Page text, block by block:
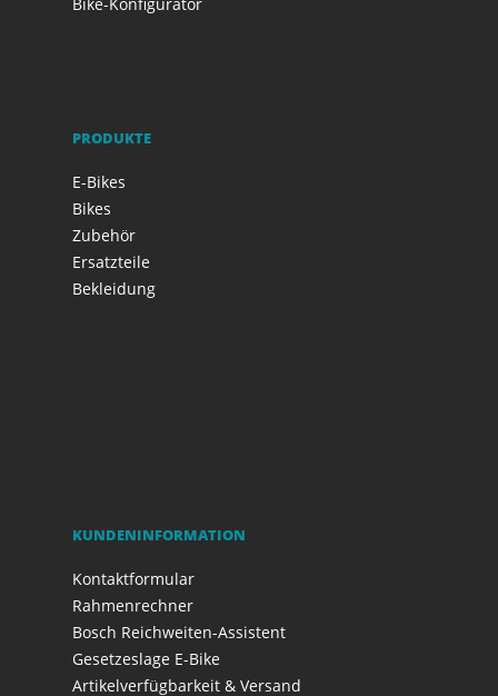
PRODUKTE
E-Bikes
Bikes
Zubehör
Ersatzteile
Bekleidung
KUNDENINFORMATION
Kontaktformular
Rahmenrechner
Bosch Reichweiten-Assistent
Gesetzeslage E-Bike
Artikelverfügbarkeit & Versand